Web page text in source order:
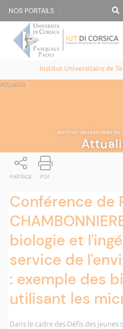
NOS PORTAILS :
Institut Universitaire de
Attualità
INSTITUT UNIVERSITAIRE DE
PARTAGE PDF
Conférence de
biologie et
service de
: exemple des
utilisant les
Dans le cadre des Défis des